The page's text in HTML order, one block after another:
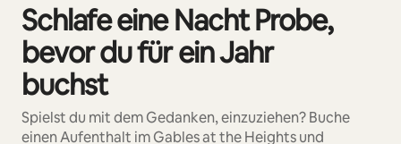
Schlafe eine Nacht Probe,
bevor du für ein Jahr
buchst
Spielst du mit dem Gedanken, einzuziehen? Buche
einen Aufenthalt im Gables at the Heights und
0 von 0 Artikeln